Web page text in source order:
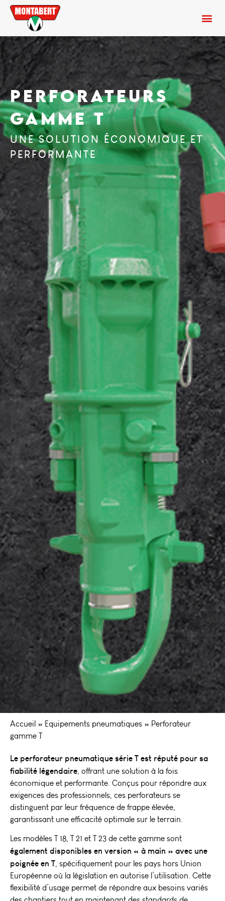
PERFORATEURS
GAMME T
UNE SOLUTION ÉCONOMIQUE ET
PERFORMANTE
Accueil » Equipements pneumatiques » Perforateur
gamme T
Le perforateur pneumatique série T est réputé pour sa
fiabilité légendaire, offrant une solution à la fois
économique et performante. Conçus pour répondre aux
exigences des professionnels, ces perforateurs se
distinguent par leur fréquence de frappe élevée,
garantissant une efficacité optimale sur le terrain.
Les modèles T 18, T 21 et T 23 de cette gamme sont
également disponibles en version « à main » avec une
poignée en T, spécifiquement pour les pays hors Union
Européenne où la législation en autorise l’utilisation. Cette
flexibilité d’usage permet de répondre aux besoins variés